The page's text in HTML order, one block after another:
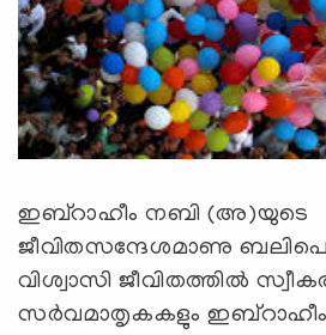
ഇബ്‌റാഹീം നബി (അ)യുടെ
ജീവിതസന്ദേശമാണു
വിശ്വാസി ജീവിതത്തില്‍
സര്‍വമാതൃകകളും